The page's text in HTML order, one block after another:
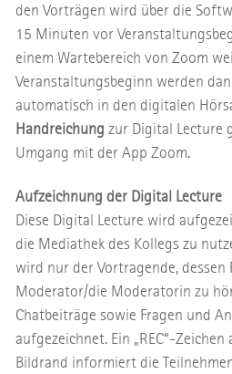
den Vorträgen wird über die
15 Minuten vor
einem Wartebereich von Zoom
Veranstaltungsbeginn werden
automatisch in den digitalen
Handreichung zur Digital Lecture
Umgang mit der App Zoom.
Aufzeichnung der Digital Lecture
Diese Digital Lecture wird
die Mediathek des Kollegs zu
wird nur der Vortragende,
Moderator/die Moderatorin zu
Chatbeiträge sowie Fragen und
aufgezeichnet. Ein „REC“-
Bildrand informiert die